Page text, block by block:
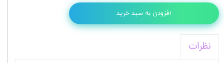
افزودن به سبد خرید
نظرات